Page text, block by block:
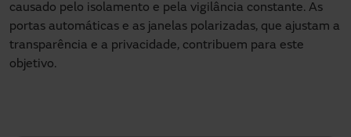
causado pelo isolamento e pela vigilância constante. As
portas automáticas e as janelas polarizadas, que ajustam a
transparência e a privacidade, contribuem para este
objetivo.